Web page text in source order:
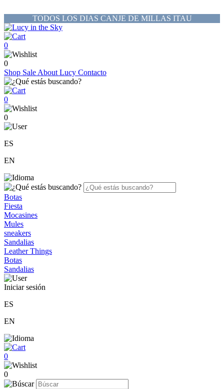
TODOS LOS DIAS CANJE DE MILLAS ITAU
0
0
Shop Sale About Lucy Contacto
0
0
ES
EN
Botas
Fiesta
Mocasines
Mules
sneakers
Sandalias
Leather Things
Botas
Sandalias
Iniciar sesión
ES
EN
0
0